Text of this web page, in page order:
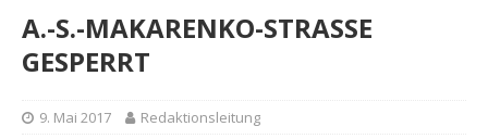
A.-S.-MAKARENKO-STRASSE
GESPERRT
9. Mai 2017 Redaktionsleitung